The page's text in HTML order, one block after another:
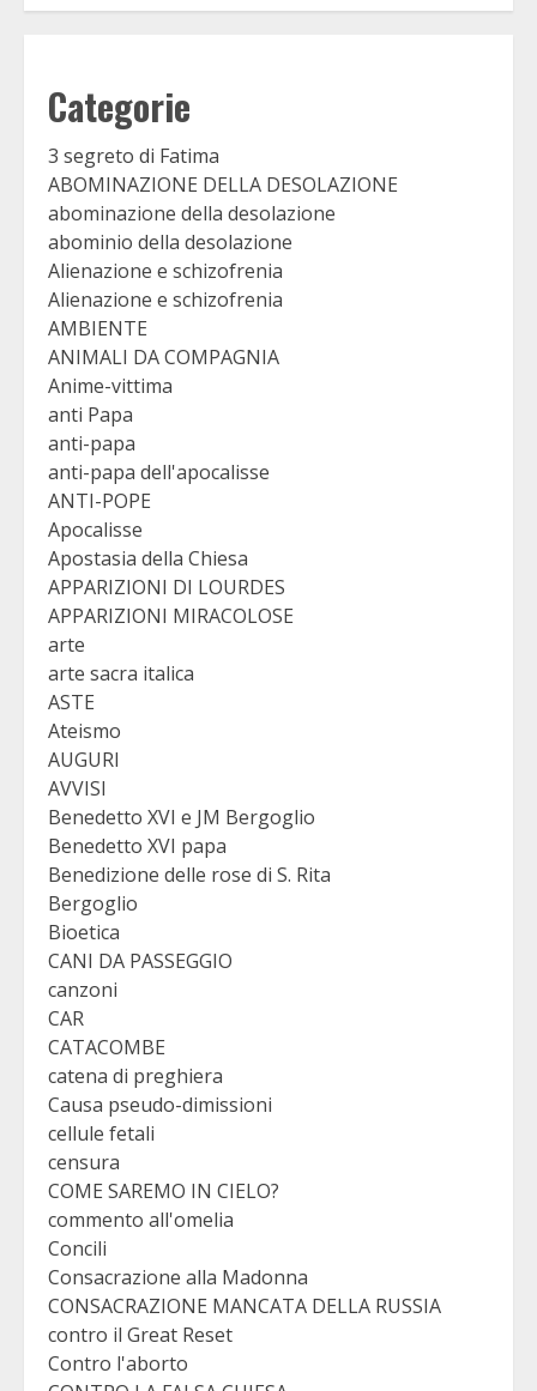
Categorie
3 segreto di Fatima
ABOMINAZIONE DELLA DESOLAZIONE
abominazione della desolazione
abominio della desolazione
Alienazione e schizofrenia
Alienazione e schizofrenia
AMBIENTE
ANIMALI DA COMPAGNIA
Anime-vittima
anti Papa
anti-papa
anti-papa dell'apocalisse
ANTI-POPE
Apocalisse
Apostasia della Chiesa
APPARIZIONI DI LOURDES
APPARIZIONI MIRACOLOSE
arte
arte sacra italica
ASTE
Ateismo
AUGURI
AVVISI
Benedetto XVI e JM Bergoglio
Benedetto XVI papa
Benedizione delle rose di S. Rita
Bergoglio
Bioetica
CANI DA PASSEGGIO
canzoni
CAR
CATACOMBE
catena di preghiera
Causa pseudo-dimissioni
cellule fetali
censura
COME SAREMO IN CIELO?
commento all'omelia
Concili
Consacrazione alla Madonna
CONSACRAZIONE MANCATA DELLA RUSSIA
contro il Great Reset
Contro l'aborto